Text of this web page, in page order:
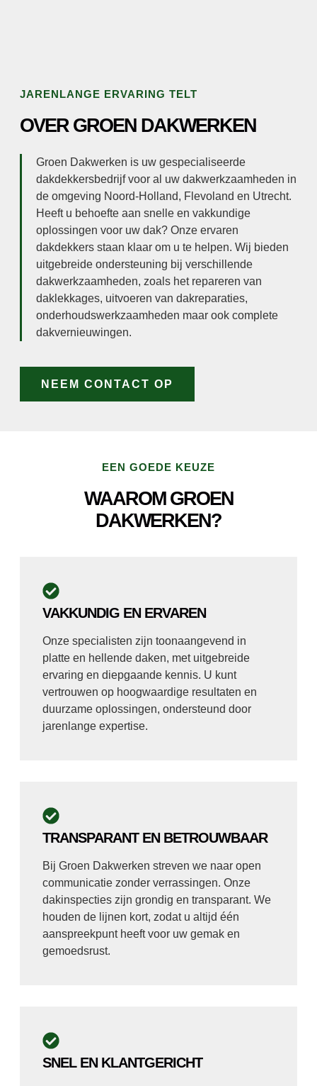
JARENLANGE ERVARING TELT
OVER GROEN DAKWERKEN
Groen Dakwerken is uw gespecialiseerde
dakdekkersbedrijf voor al uw dakwerkzaamheden in
de omgeving Noord-Holland, Flevoland en Utrecht.
Heeft u behoefte aan snelle en vakkundige
oplossingen voor uw dak? Onze ervaren
dakdekkers staan klaar om u te helpen. Wij bieden
uitgebreide ondersteuning bij verschillende
dakwerkzaamheden, zoals het repareren van
daklekkages, uitvoeren van dakreparaties,
onderhoudswerkzaamheden maar ook complete
dakvernieuwingen.
NEEM CONTACT OP
EEN GOEDE KEUZE
WAAROM GROEN
DAKWERKEN?
VAKKUNDIG EN ERVAREN
Onze specialisten zijn toonaangevend in
platte en hellende daken, met uitgebreide
ervaring en diepgaande kennis. U kunt
vertrouwen op hoogwaardige resultaten en
duurzame oplossingen, ondersteund door
jarenlange expertise.
TRANSPARANT EN BETROUWBAAR
Bij Groen Dakwerken streven we naar open
communicatie zonder verrassingen. Onze
dakinspecties zijn grondig en transparant. We
houden de lijnen kort, zodat u altijd één
aanspreekpunt heeft voor uw gemak en
gemoedsrust.
SNEL EN KLANTGERICHT